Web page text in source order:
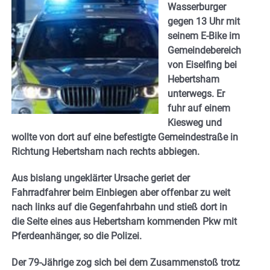
Wasserburger
gegen 13 Uhr mit
seinem E-Bike im
Gemeindebereich
von Eiselfing bei
Hebertsham
unterwegs. Er
fuhr auf einem
Kiesweg und
wollte von dort auf eine befestigte Gemeindestraße in
Richtung Hebertsham nach rechts abbiegen.
Aus bislang ungeklärter Ursache geriet der
Fahrradfahrer beim Einbiegen aber offenbar zu weit
nach links auf die Gegenfahrbahn und stieß dort in
die Seite eines aus Hebertsham kommenden Pkw mit
Pferdeanhänger, so die Polizei.
Der 79-Jährige zog sich bei dem Zusammenstoß trotz